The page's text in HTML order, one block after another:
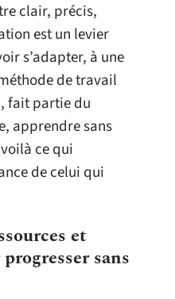
clair, précis,
est un levier
s’adapter, à une
de travail
fait partie du
apprendre sans
ce qui
de celui qui
et
sans